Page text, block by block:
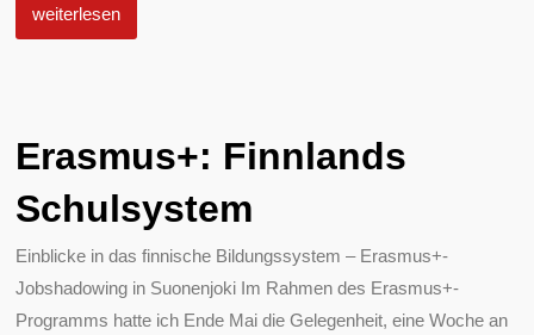
weiterlesen
Erasmus+: Finnlands
Schulsystem
Einblicke in das finnische Bildungssystem – Erasmus+-
Jobshadowing in Suonenjoki Im Rahmen des Erasmus+-
Programms hatte ich Ende Mai die Gelegenheit, eine Woche an